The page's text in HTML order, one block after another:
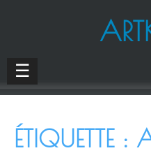
☰
ÉTIQUETTE :